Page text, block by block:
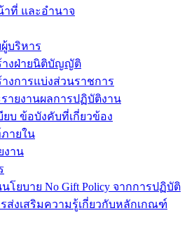
าที่ และอำนาจ
บริหาร
างฝ่ายนิติบัญญัติ
งการแบ่งส่วนราชการ
ายงานผลการปฏิบัติงาน
ยบ ข้อบังคับที่เกี่ยวข้อง
ายใน
งาน
โยบาย No Gift Policy จากการปฏิบัติ
ส่งเสริมความรู้เกี่ยวกับหลักเกณฑ์